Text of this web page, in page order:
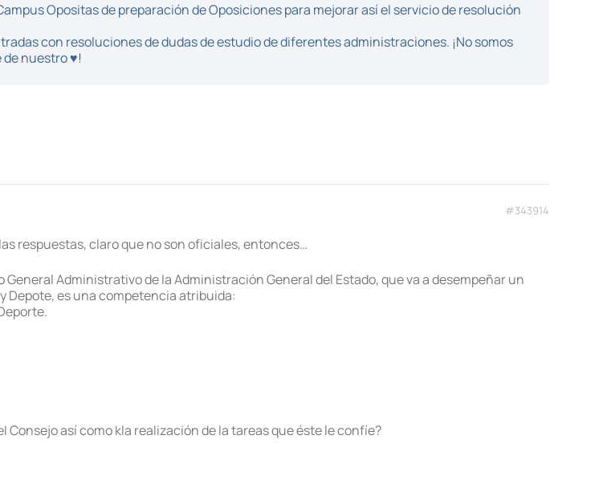
Opositas de preparación de Oposiciones para mejorar así el servicio de resolución
con resoluciones de dudas de estudio de diferentes administraciones. ¡No somos
de nuestro ♥!
#343914
respuestas, claro que no son oficiales, entonces…
Administrativo de la Administración General del Estado, que va a desempeñar un
Depote, es una competencia atribuida:
así como kla realización de la tareas que éste le confíe?